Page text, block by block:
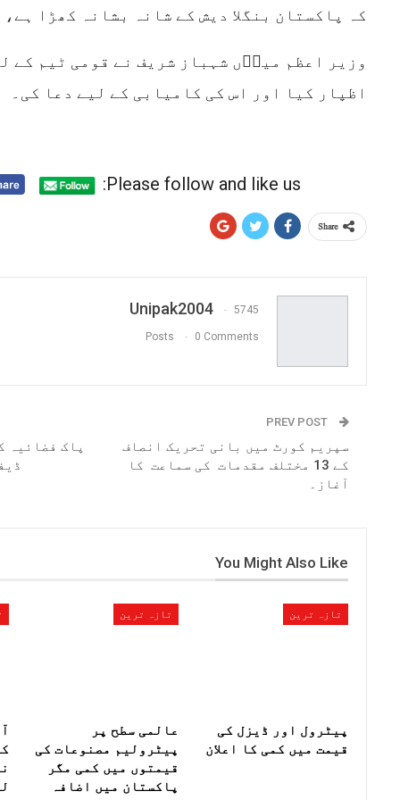
کہ پاکستان بنگلا دیش کے شانہ بشانہ کھڑا ہے،
وزیر اعظم میاؓں شہباز شریف نے قومی ٹیم کے
اظپار کیا اور اس کی کامیابی کے لیے دعا کی۔
Please follow and like us:
Share
Unipak2004 5745
Posts 0 Comments
سپریم کورٹ میں بانی تحریک انصاف
کے 13 مختلف مقدمات کی سماعت کا
آغاز۔
پاک فضائیہ
ڈیفنس
You Might Also Like
تازہ ترین
پیٹرول اور ڈیزل کی
قیمت میں کمی کا اعلان
تازہ ترین
عالمی سطح پر
پیٹرولیم مصنوعات کی
قیمتوں میں کمی مگر
پاکستان میں اضافہ